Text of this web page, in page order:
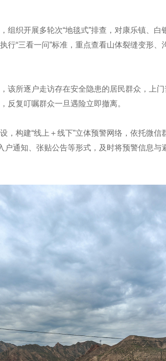
组织开展多轮次“地毯式”排查，对康乐镇、
行“三看一问”标准，重点查看山体裂缝变形
该所逐户走访存在安全隐患的居民群众，上
反复叮嘱群众一旦遇险立即撤离。
，构建“线上＋线下”立体预警网络，依托微
户通知、张贴公告等形式，及时将预警信息